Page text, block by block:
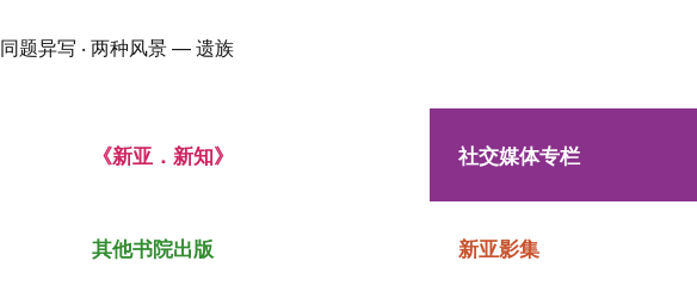
同题异写 ‧ 两种风景 — 遗族
《新亚．新知》 社交媒体专栏
其他书院出版 新亚影集